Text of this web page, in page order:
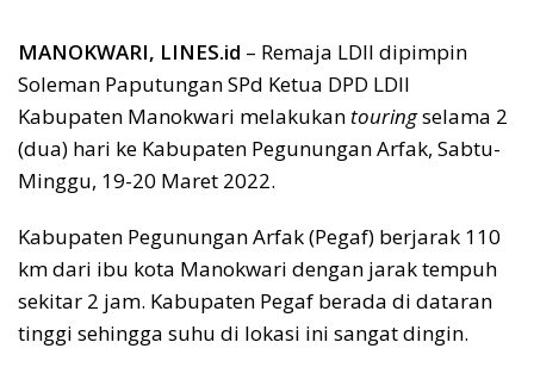
MANOKWARI, LINES.id – Remaja LDII dipimpin
Soleman Paputungan SPd Ketua DPD LDII
Kabupaten Manokwari melakukan touringselama 2
(dua) hari ke Kabupaten Pegunungan Arfak, Sabtu-
Minggu, 19-20 Maret 2022.
Kabupaten Pegunungan Arfak (Pegaf) berjarak 110
km dari ibu kota Manokwari dengan jarak tempuh
sekitar 2 jam. Kabupaten Pegaf berada di dataran
tinggi sehingga suhu di lokasi ini sangat dingin.